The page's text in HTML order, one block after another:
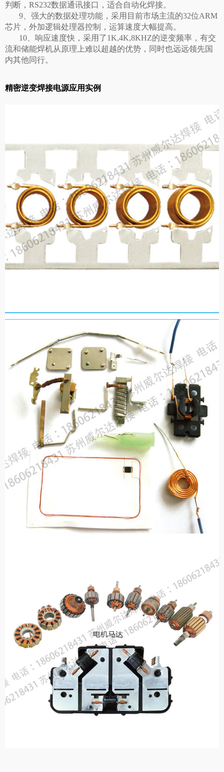
判断，RS232数据通讯接口，适合自动化焊接。
9、强大的数据处理功能，采用目前市场主流的32位ARM
芯片，外加逻辑处理器控制，运算速度大幅提高。
10、响应速度快，采用了1K,4K,8KHZ的逆变频率，有交
流和储能焊机从原理上难以超越的优势，同时也远远领先国
内其他同行。
精密逆变焊接电源应用实例